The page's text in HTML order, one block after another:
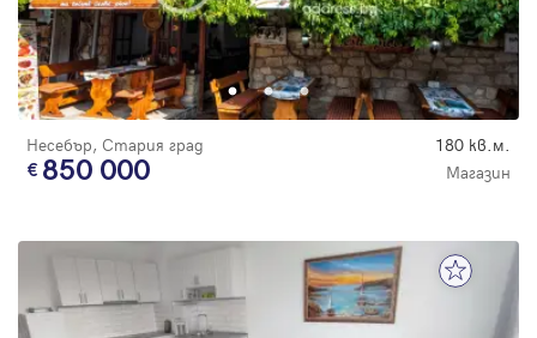
Несебър, Стария град 180 кв.м.
850 000 Магазин